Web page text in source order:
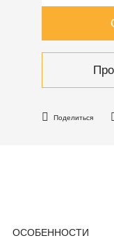
Поделиться
ОСОБЕННОСТИ